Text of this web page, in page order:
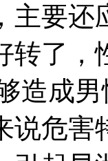
主要还
转了
造成
说危害